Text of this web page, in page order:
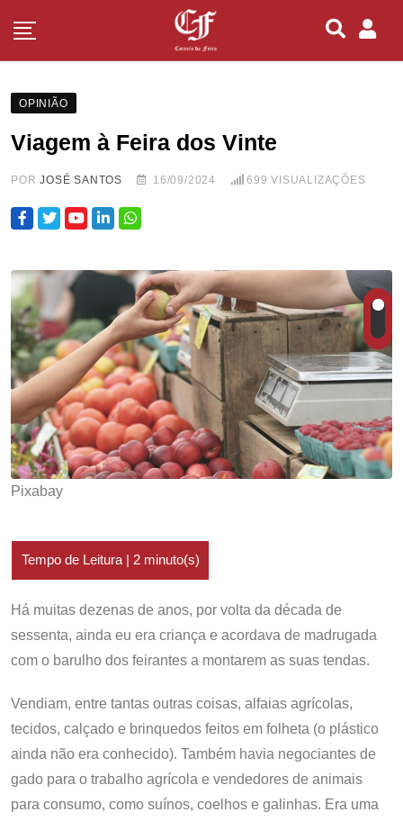
OPINIÃO
Viagem à Feira dos Vinte
PORJOSÉ SANTOS 16/09/2024 699 VISUALIZAÇÕES
Pixabay
Há muitas dezenas de anos, por volta da década de
sessenta, ainda eu era criança e acordava de madrugada
com o barulho dos feirantes a montarem as suas tendas.
Vendiam, entre tantas outras coisas, alfaias agrícolas,
tecidos, calçado e brinquedos feitos em folheta (o plástico
ainda não era conhecido). Também havia negociantes de
gado para o trabalho agrícola e vendedores de animais
para consumo, como suínos, coelhos e galinhas. Era uma